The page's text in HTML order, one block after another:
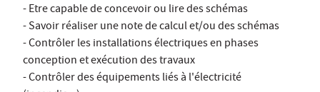
- Etre capable de concevoir ou lire des schémas
- Savoir réaliser une note de calcul et/ou des schémas
- Contrôler les installations électriques en phases
conception et exécution des travaux
- Contrôler des équipements liés à l'électricité